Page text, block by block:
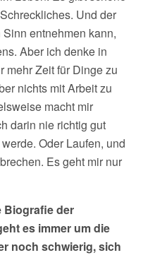
Und der
entnehmen kann,
Aber ich denke in
mehr Zeit für Dinge zu
nichts mit Arbeit zu
macht mir
darin nie richtig gut
Oder Laufen, und
Es geht mir nur
Biografie der
es immer um die
noch schwierig, sich